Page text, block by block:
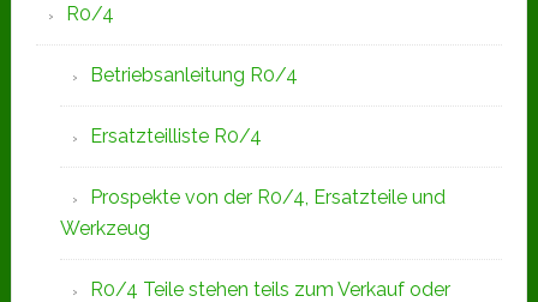
R0/4
Betriebsanleitung R0/4
Ersatzteilliste R0/4
Prospekte von der R0/4, Ersatzteile und
Werkzeug
R0/4 Teile stehen teils zum Verkauf oder